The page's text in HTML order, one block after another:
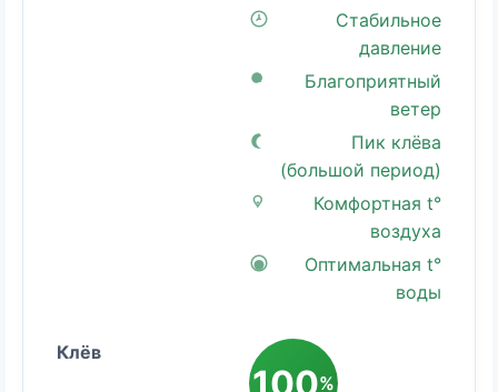
Стабильное
давление
Благоприятный
ветер
Пик клёва
(большой период)
Комфортная t°
воздуха
Оптимальная t°
воды
%